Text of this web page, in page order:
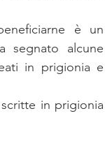
è un
segnato alcune
in prigionia e
in prigionia